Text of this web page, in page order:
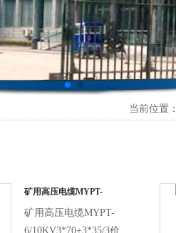
当前位置
矿用高压电缆MYPT-
6/10KV3*70+3*35/3价格
矿用高压电缆MYPT-
6/10KV3*70+3*35/3价